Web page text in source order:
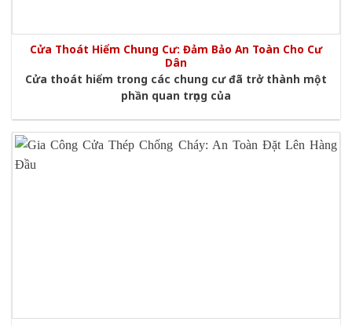
Cửa Thoát Hiểm Chung Cư: Đảm Bảo An Toàn Cho Cư
Dân
Cửa thoát hiểm trong các chung cư đã trở thành một
phần quan trọng của